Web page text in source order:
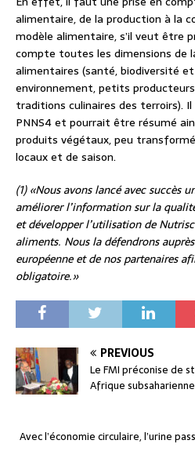
alimentaire, de la production à la
modèle alimentaire, s’il veut être
compte toutes les dimensions de
alimentaires (santé, biodiversité
environnement, petits
traditions culinaires des terroirs).
PNNS4 et pourrait être résumé
produits végétaux, peu
locaux et de saison.
(1) «Nous avons lancé avec succès
améliorer l’information sur la
et développer l’utilisation de
aliments. Nous la défendrons
européenne et de nos partenaires
obligatoire.»
PREVIOUS
Le FMI préconise de
Afrique subsaharienne
Avec l’économie circulaire, l’urine